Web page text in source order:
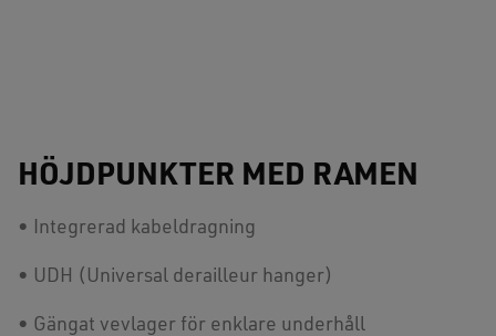
HÖJDPUNKTER MED RAMEN
• Integrerad kabeldragning
• UDH (Universal derailleur hanger)
• Gängat vevlager för enklare underhåll